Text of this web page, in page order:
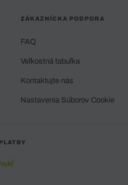
ZÁKAZNÍCKA PODPORA
FAQ
Veľkostná tabuľka
Kontaktujte nás
Nastavenia Súborov Cookie